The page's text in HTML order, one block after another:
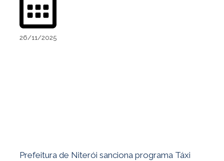
26/11/2025
Prefeitura de Niterói sanciona programa Táxi